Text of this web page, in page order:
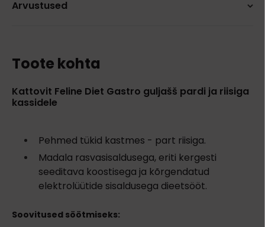
Arvustused
Toote kohta
Kattovit Feline Diet Gastro guljašš pardi ja riisiga
kassidele
Pehmed tükid kastmes - part riisiga.
Madala rasvasisaldusega, eriti kergesti
seeditava koostisega ja kõrgendatud
elektrolüütide sisaldusega dieetsööt.
Soovitused söötmiseks: